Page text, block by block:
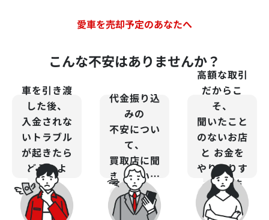
愛車を売却予定のあなたへ
こんな不安はありませんか？
車を引き渡
した後、
入金されな
いトラブル
が起きたら
どうしよ
う…
代金振り込
みの
不安につい
て、
買取店に聞
きづらい…
高額な取引
だからこ
そ、
聞いたこと
のないお店
と お金を
やりとりす
るのが怖
い...